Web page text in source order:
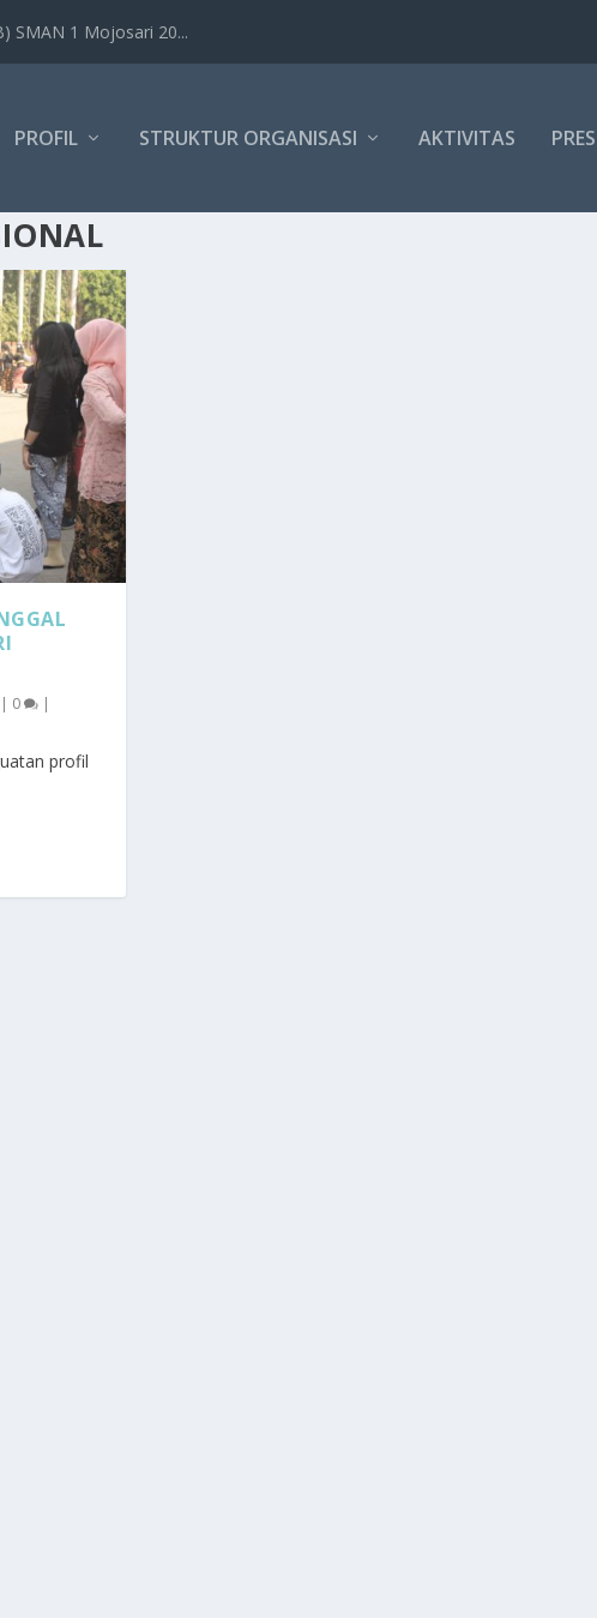
SMAN 1 Mojosari 20...
PROFIL STRUKTUR ORGANISASI AKTIVITAS
| 0 |
profil